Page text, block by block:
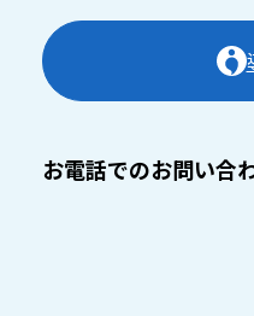
お電話でのお問い合